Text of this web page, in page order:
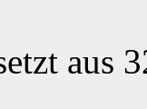
aus